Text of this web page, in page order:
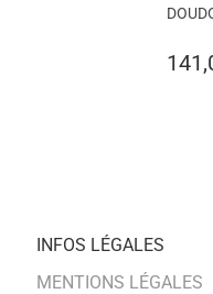
INFOS LÉGALES
MENTIONS LÉGALES